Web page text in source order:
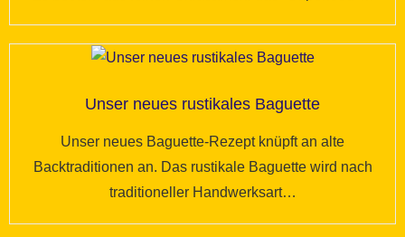
Unser neues rustikales Baguette
Unser neues Baguette-Rezept knüpft an alte
Backtraditionen an. Das rustikale Baguette wird nach
traditioneller Handwerksart…